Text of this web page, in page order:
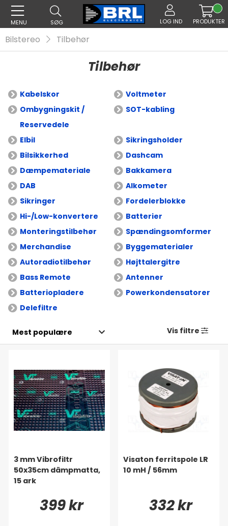
MENU SØG LOG IND PRODUKTER
Bilstereo Tilbehør
Tilbehør
Kabelskor
Voltmeter
Ombygningskit /
Reservedele
SOT-kabling
Elbil
Sikringsholder
Bilsikkerhed
Dashcam
Dæmpemateriale
Bakkamera
DAB
Alkometer
Sikringer
Fordelerblokke
Hi-/Low-konvertere
Batterier
Monteringstilbehør
Spændingsomformer
Merchandise
Byggematerialer
Autoradiotilbehør
Højttalergitre
Bass Remote
Antenner
Batteriopladere
Powerkondensatorer
Delefiltre
Vis filtre
3 mm Vibrofiltr
50x35cm dämpmatta,
15 ark
399 kr
Visaton ferritspole LR
10 mH / 56mm
332 kr